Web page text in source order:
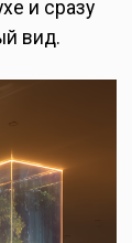
и сразу
вид.